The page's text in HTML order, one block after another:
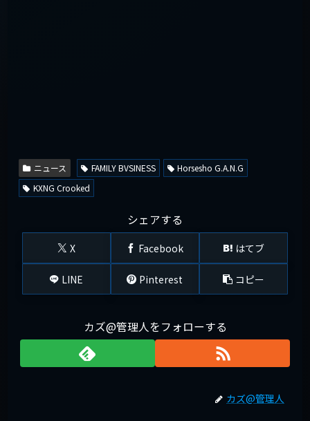
ニュース FAMILY BVSINESS
Horsesho G.A.N.G
KXNG Crooked
シェアする
X Facebook はてブ
LINE Pinterest コピー
カズ@管理人をフォローする
カズ@管理人